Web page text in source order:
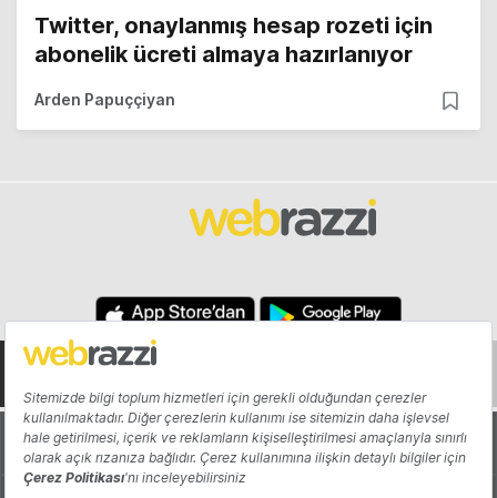
Twitter, onaylanmış hesap rozeti için
abonelik ücreti almaya hazırlanıyor
Arden Papuççiyan
Hakkında Yazarlar